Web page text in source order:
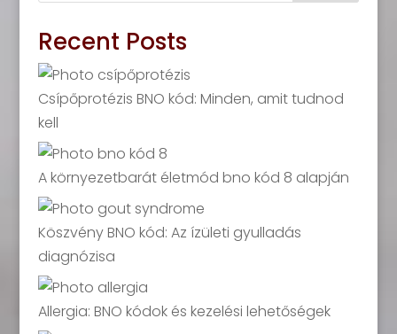
Recent Posts
Csípőprotézis BNO kód: Minden, amit tudnod
kell
A környezetbarát életmód bno kód 8 alapján
Köszvény BNO kód: Az ízületi gyulladás
diagnózisa
Allergia: BNO kódok és kezelési lehetőségek